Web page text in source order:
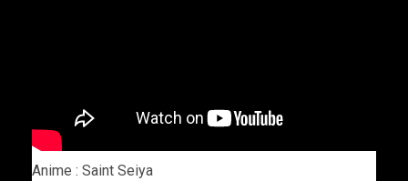
Anime : Saint Seiya